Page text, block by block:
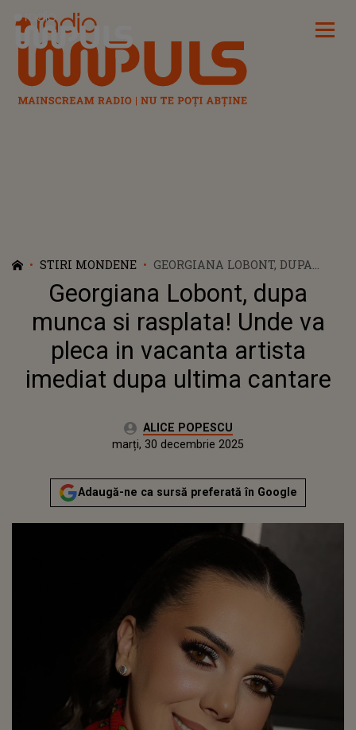
Radio Impuls
STIRI MONDENE
GEORGIANA LOBONT, DUPA
MUNCA SI RASPLATA! UNDE VA
PLECA IN VACANTA ARTISTA
IMEDIAT DUPA ULTIMA
CANTARE
Georgiana Lobont, dupa
munca si rasplata! Unde va
pleca in vacanta artista
imediat dupa ultima cantare
Autor:ALICE POPESCU
marți, 30 decembrie 2025Actualizat:
marți, 30 decembrie 2025
Adaugă-ne ca sursă preferată în Google